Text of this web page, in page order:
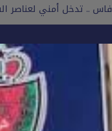
فاس .. تدخل أمني لعناصر